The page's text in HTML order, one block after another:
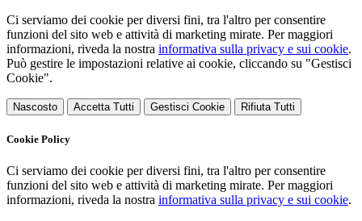
Ci serviamo dei cookie per diversi fini, tra l'altro per consentire
funzioni del sito web e attività di marketing mirate. Per maggiori
informazioni, riveda la nostra informativa sulla privacy e sui cookie.
Può gestire le impostazioni relative ai cookie, cliccando su "Gestisci
Cookie".
Nascosto Accetta Tutti Gestisci Cookie Rifiuta Tutti
Cookie Policy
Ci serviamo dei cookie per diversi fini, tra l'altro per consentire
funzioni del sito web e attività di marketing mirate. Per maggiori
informazioni, riveda la nostra informativa sulla privacy e sui cookie.